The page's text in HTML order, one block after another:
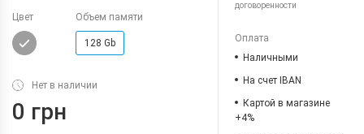
Цвет Объем памяти
128 Gb
Нет в наличии
0 грн
договоренности
Оплата
Наличными
На счет IBAN
Картой в магазине
+4%